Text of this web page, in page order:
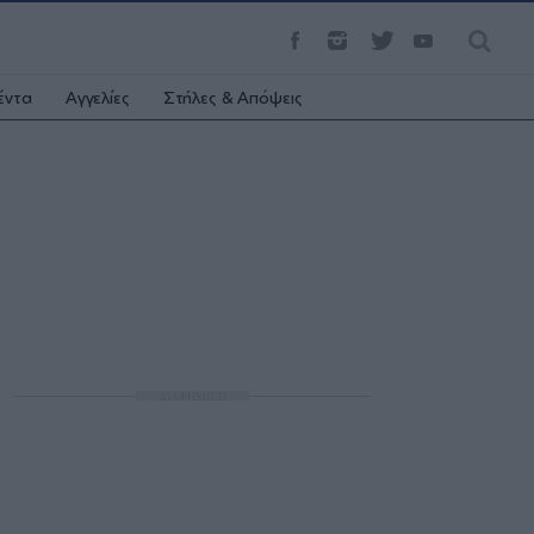
Αγγελίες Στήλες & Απόψεις